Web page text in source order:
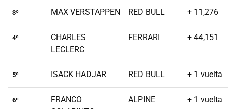
3º MAX VERSTAPPEN RED BULL + 11,276
4º
CHARLES
LECLERC
FERRARI + 44,151
5º ISACK HADJAR RED BULL + 1 vuelta
6º
FRANCO
ALPINE + 1 vuelta